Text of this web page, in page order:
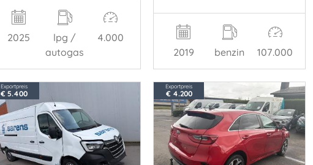
2025
lpg /
autogas
4.000
2019 benzin 107.000
Exportpreis
€ 5.400
Exportpreis
€ 4.200